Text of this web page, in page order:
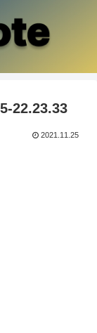
22.23.33
2021.11.25